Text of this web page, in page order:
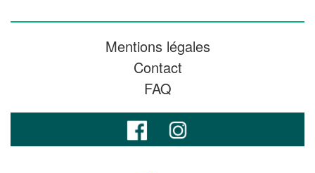
Mentions légales
Contact
FAQ